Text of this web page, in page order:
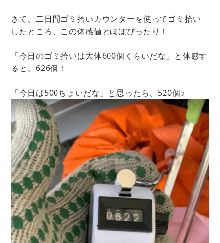
さて、二日間ゴミ拾いカウンターを使ってゴミ拾い
したところ、この体感値とほぼぴったり！
「今日のゴミ拾いは大体600個くらいだな」と体感す
ると、626個！
「今日は500ちょいだな」と思ったら、520個♪